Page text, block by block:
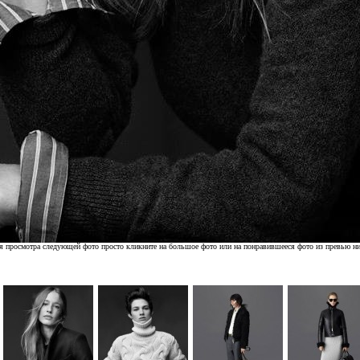
просмотра следующей фото просто кликните на большое фото или на понравившееся фото из превью